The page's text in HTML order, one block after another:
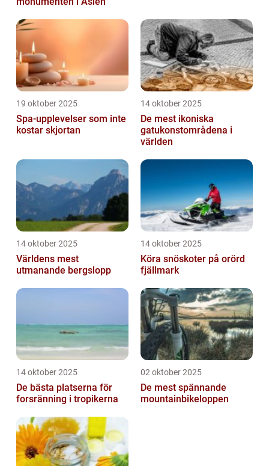
19 oktober 2025
Spa-upplevelser som inte
kostar skjortan
14 oktober 2025
De mest ikoniska
gatukonstområdena i
världen
14 oktober 2025
Världens mest
utmanande bergslopp
14 oktober 2025
Köra snöskoter på orörd
fjällmark
14 oktober 2025
De bästa platserna för
forsränning i tropikerna
02 oktober 2025
De mest spännande
mountainbikeloppen